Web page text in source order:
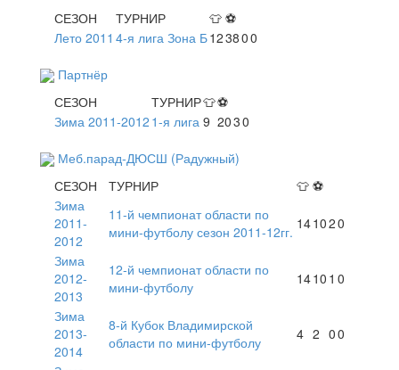
СЕЗОН
ТУРНИР 👕 ⚽
Лето 2011 4-я лига Зона Б123800
Партнёр
СЕЗОН
ТУРНИР👕⚽
Зима 2011-2012 1-я лига 9 2030
Меб.парад-ДЮСШ (Радужный)
СЕЗОН
ТУРНИР 👕 ⚽
Зима
2011-
2012
11-й чемпионат области по
мини-футболу сезон 2011-12гг. 141020
Зима
2012-
2013
12-й чемпионат области по
мини-футболу
1410 1 0
Зима
2013-
2014
8-й Кубок Владимирской
области по мини-футболу
4 2 00